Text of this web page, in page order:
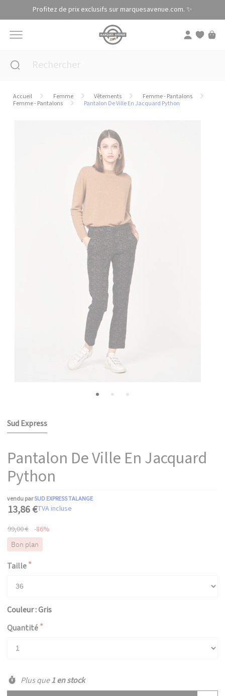
Profitez de prix exclusifs sur marquesavenue.com. ✨
Accueil Femme Vêtements
Femme - Pantalons
Femme - Pantalons
Pantalon De Ville En Jacquard Python
Sud Express
Pantalon De Ville En Jacquard
Python
vendu parSUD EXPRESS TALANGE
13,86 €TVA incluse
99,00 € -86%
Bon plan
Taille
Couleur : Gris
Quantité
Plus que1 en stock
Panneau de gestion des cookies